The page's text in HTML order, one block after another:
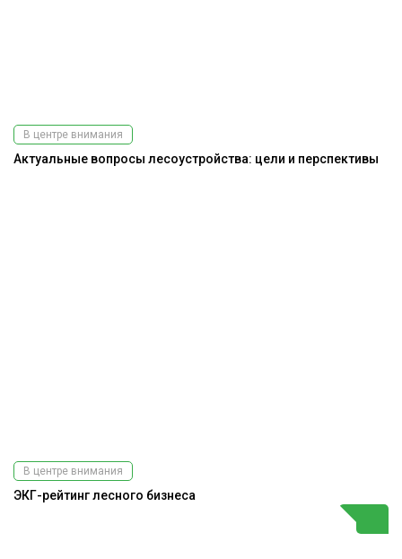
В центре внимания
Актуальные вопросы лесоустройства: цели и перспективы
В центре внимания
ЭКГ-рейтинг лесного бизнеса